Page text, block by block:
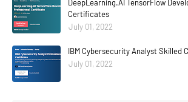
DeepLearning.AI TensorFlow
Certificates
July 01, 2022
IBM Cybersecurity Analyst Skilled
July 01, 2022